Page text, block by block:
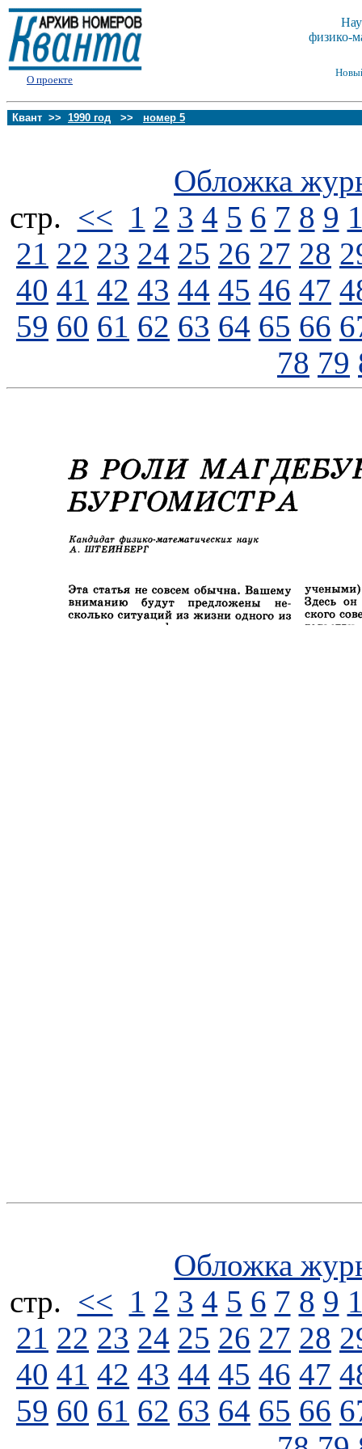
О проекте
физико-
Квант >> 1990 год >> номер 5
Обложка
стp. << 1 2 3 4 5 6 7 8 9
21 22 23 24 25 26 27 28
40 41 42 43 44 45 46 47
59 60 61 62 63 64 65 66
78 79
Обложка
стp. << 1 2 3 4 5 6 7 8 9
21 22 23 24 25 26 27 28
40 41 42 43 44 45 46 47
59 60 61 62 63 64 65 66